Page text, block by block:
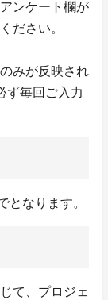
ンケート欄が
ださい。
みが反映され
ず毎回ご入力
となります。
て、プロジェ